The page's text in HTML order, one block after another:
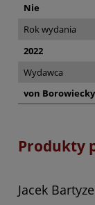
Nie
Rok wydania
2022
Wydawca
von Borowiecky
Produkty
Jacek